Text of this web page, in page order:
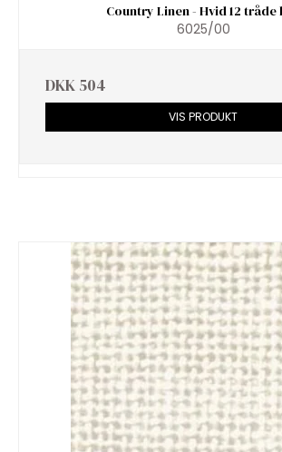
Country Linen - Hvid 12 tråde
6025/00
DKK 504
VIS PRODUKT